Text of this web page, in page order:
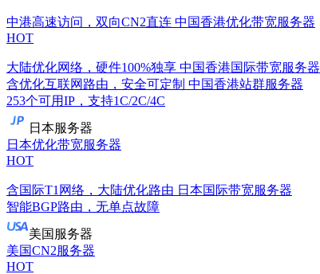
中港高速访问，双向CN2直连 中国香港优化带宽服务器
HOT
大陆优化网络，硬件100%独享 中国香港国际带宽服务器
含优化互联网路由，安全可定制 中国香港站群服务器
253个可用IP，支持1C/2C/4C
日本服务器
日本优化带宽服务器
HOT
含国际T1网络，大陆优化路由 日本国际带宽服务器
智能BGP路由，无单点故障
美国服务器
美国CN2服务器
HOT